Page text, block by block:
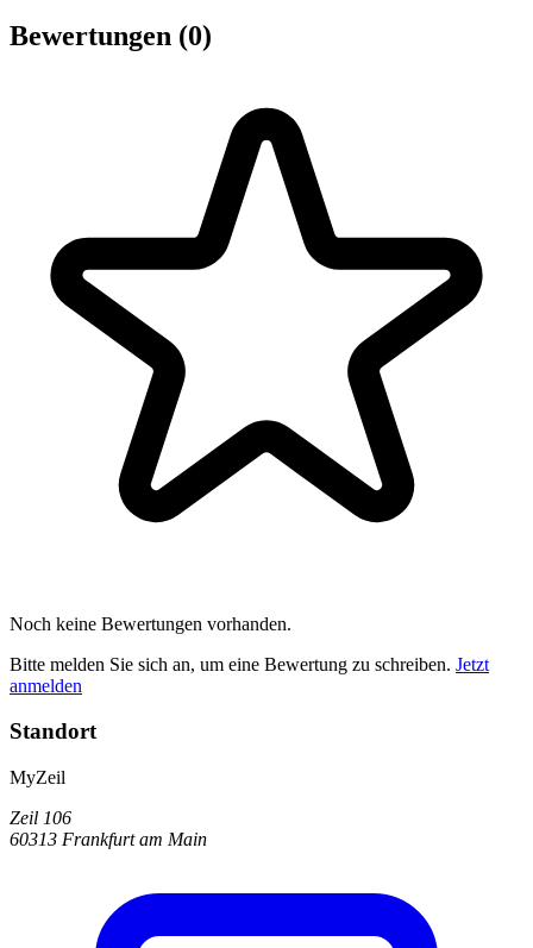
Bewertungen (0)
Noch keine Bewertungen vorhanden.
Bitte melden Sie sich an, um eine Bewertung zu schreiben. Jetzt
anmelden
Standort
MyZeil
Zeil 106
60313 Frankfurt am Main